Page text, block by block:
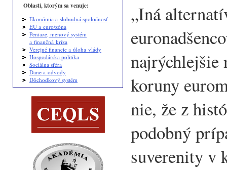
Oblasti, ktorým sa venuje:
Ekonómia a slobodná spoločnosť
EÚ a euro/zóna
Peniaze, menový systém
a finančná kríza
Verejné financie a úloha vlády
Hospodárska politika
Sociálna sféra
Dane a odvody
Dôchodkový systém
„Iná
najrýchlejšie
koruny
nie, že z
podobný
suverenity v